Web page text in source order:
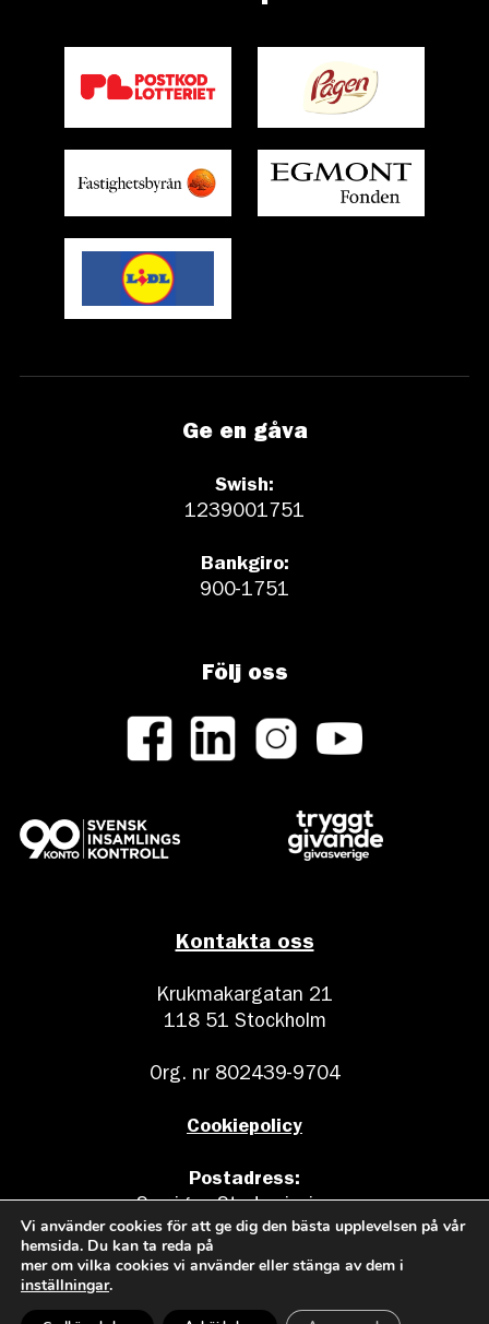
Kontakta oss
Krukmakargatan 21
118 51 Stockholm
Org. nr 802439-9704
Cookiepolicy
Postadress:
Box 17011
104 62 Stockholm
Ge en gåva
Swish:
1239001751
Bankgiro:
900-1751
Följ oss
Vi använder cookies för att ge dig den bästa upplevelsen på vår
hemsida. Du kan ta reda på
mer om vilka cookies vi använder eller stänga av dem i
inställningar.